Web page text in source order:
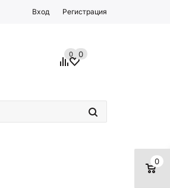
Вход Регистрация
0 0
0